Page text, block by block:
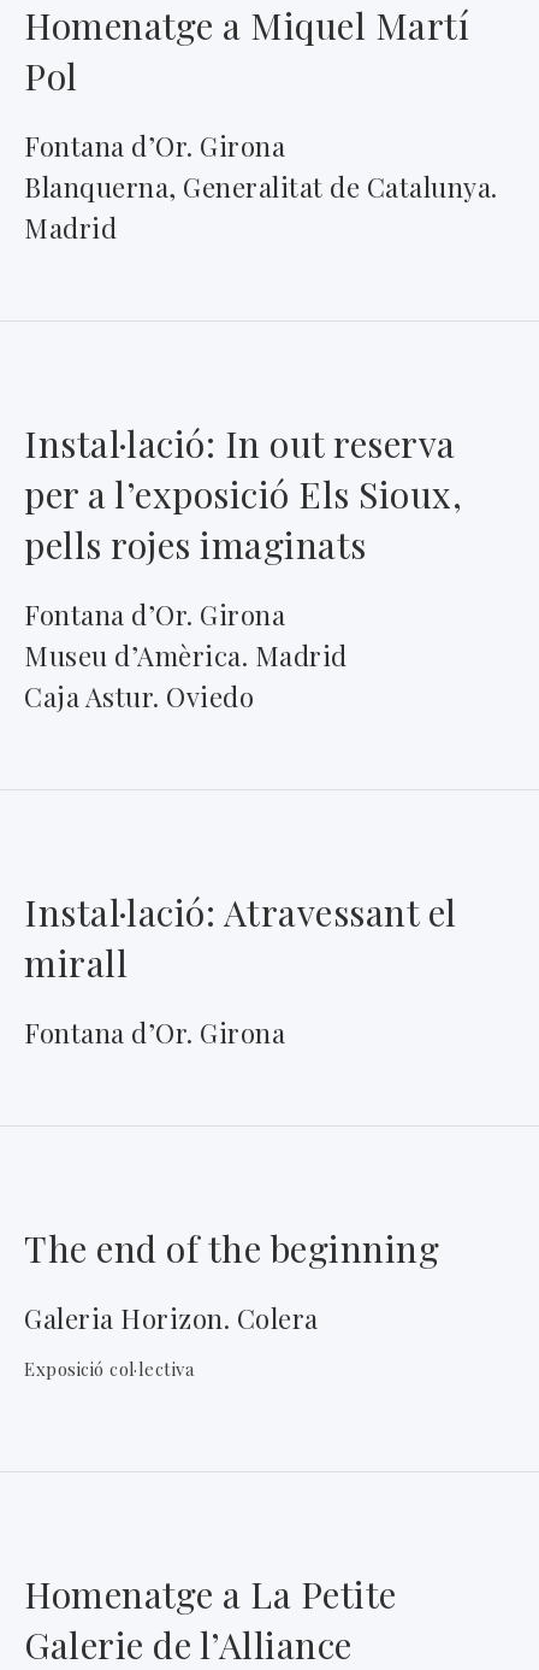
Homenatge a Miquel Martí
Pol
Fontana d’Or. Girona
Blanquerna, Generalitat de Catalunya.
Madrid
Instal·lació: In out reserva
per a l’exposició Els Sioux,
pells rojes imaginats
Fontana d’Or. Girona
Museu d’Amèrica. Madrid
Caja Astur. Oviedo
Instal·lació: Atravessant el
mirall
Fontana d’Or. Girona
The end of the beginning
Galeria Horizon. Colera
Exposició col·lectiva
Homenatge a La Petite
Galerie de l’Alliance